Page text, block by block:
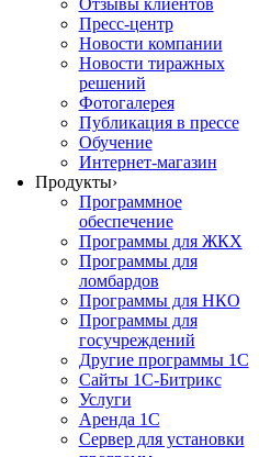
Пресс-центр
Новости компании
Новости тиражных
решений
Фотогалерея
Публикация в прессе
Обучение
Интернет-магазин
Продукты›
Программное
обеспечение
Программы для ЖКХ
Программы для
ломбардов
Программы для НКО
Программы для
госучреждений
Другие программы 1С
Сайты 1С-Битрикс
Услуги
Аренда 1С
Сервер для установки